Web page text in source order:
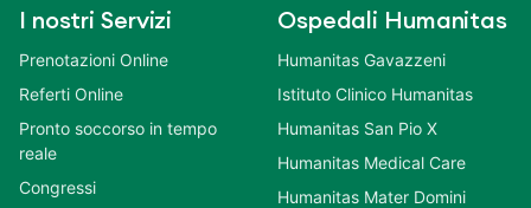
I nostri Servizi
Prenotazioni Online
Referti Online
Pronto soccorso in tempo
reale
Congressi
Ospedali Humanitas
Humanitas Gavazzeni
Istituto Clinico Humanitas
Humanitas San Pio X
Humanitas Medical Care
Humanitas Mater Domini